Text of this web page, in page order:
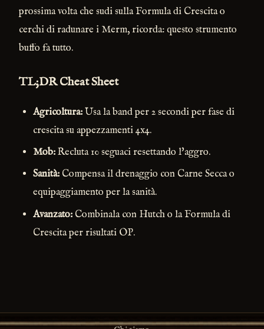
prossima volta che sudi sulla Formula di Crescita o
cerchi di radunare i Merm, ricorda: questo strumento
buffo fa tutto.
TL;DR Cheat Sheet
Agricoltura:Usa la band per 2 secondi per fase di
crescita su appezzamenti 4x4.
Mob:Recluta 10 seguaci resettando l'aggro.
Sanità: Compensa il drenaggio con Carne Secca o
equipaggiamento per la sanità.
Avanzato: Combinala con Hutch o la Formula di
Crescita per risultati OP.